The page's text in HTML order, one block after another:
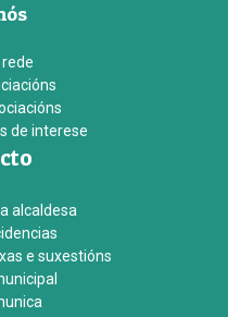
rede
de interese
alcaldesa
e suxestións